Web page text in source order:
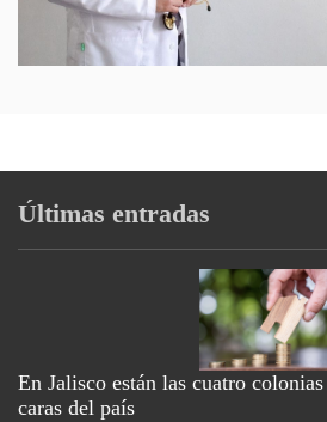
Últimas entradas
En Jalisco están las cuatro
caras del país